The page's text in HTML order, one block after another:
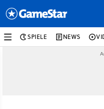
SPIELE NEWS